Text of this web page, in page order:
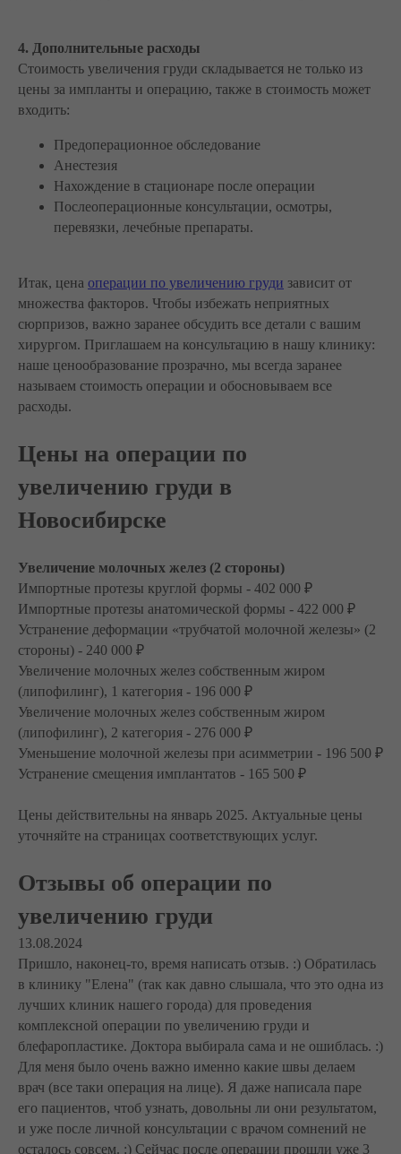
4. Дополнительные расходы
Стоимость увеличения груди складывается не только из
цены за импланты и операцию, также в стоимость может
входить:
Предоперационное обследование
Анестезия
Нахождение в стационаре после операции
Послеоперационные консультации, осмотры,
перевязки, лечебные препараты.
Итак, цена операции по увеличению груди зависит от
множества факторов. Чтобы избежать неприятных
сюрпризов, важно заранее обсудить все детали с вашим
хирургом. Приглашаем на консультацию в нашу клинику:
наше ценообразование прозрачно, мы всегда заранее
называем стоимость операции и обосновываем все
расходы.
Цены на операции по
увеличению груди в
Новосибирске
Увеличение молочных желез (2 стороны)
Импортные протезы круглой формы - 402 000 ₽
Импортные протезы анатомической формы - 422 000 ₽
Устранение деформации «трубчатой молочной железы» (2
стороны) - 240 000 ₽
Увеличение молочных желез собственным жиром
(липофилинг), 1 категория - 196 000 ₽
Увеличение молочных желез собственным жиром
(липофилинг), 2 категория - 276 000 ₽
Уменьшение молочной железы при асимметрии - 196 500 ₽
Устранение смещения имплантатов - 165 500 ₽
Цены действительны на январь 2025. Актуальные цены
уточняйте на страницах соответствующих услуг.
Отзывы об операции по
увеличению груди
13.08.2024
Пришло, наконец-то, время написать отзыв. :) Обратилась
в клинику "Елена" (так как давно слышала, что это одна из
лучших клиник нашего города) для проведения
комплексной операции по увеличению груди и
блефаропластике. Доктора выбирала сама и не ошиблась. :)
Для меня было очень важно именно какие швы делаем
врач (все таки операция на лице). Я даже написала паре
его пациентов, чтоб узнать, довольны ли они результатом,
и уже после личной консультации с врачом сомнений не
осталось совсем. :) Сейчас после операции прошли уже 3